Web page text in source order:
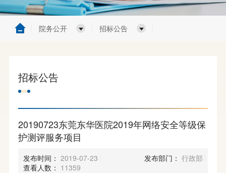
院务公开 招标公告
招标公告
20190723东莞东华医院2019年网络安全等级保
护测评服务项目
发布时间： 2019-07-23 发布部门： 行政部
查看人数： 11359